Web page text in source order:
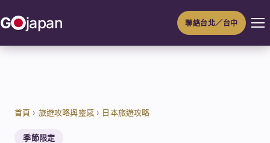
至
G japan 聯絡台北／台中
首頁 › 旅遊攻略與靈感› 日本旅遊攻略
季節限定